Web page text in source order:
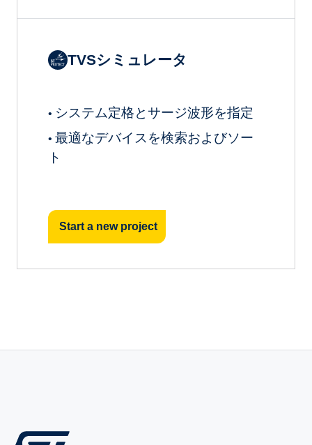
TVSシミュレータ
• システム定格とサージ波形を指定
• 最適なデバイスを検索およびソー
ト
Start a new project